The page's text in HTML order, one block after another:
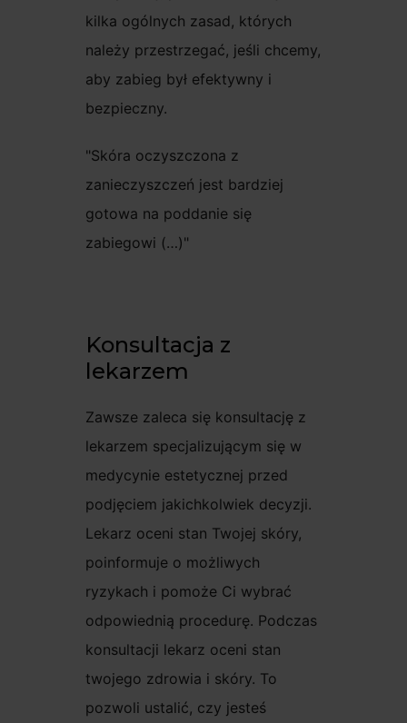
kilka ogólnych zasad, których
należy przestrzegać, jeśli chcemy,
aby zabieg był efektywny i
bezpieczny.
Skóra oczyszczona z
zanieczyszczeń jest bardziej
gotowa na poddanie się
zabiegowi (…)
Konsultacja z
lekarzem
Zawsze zaleca się konsultację z
lekarzem specjalizującym się w
medycynie estetycznej przed
podjęciem jakichkolwiek decyzji.
Lekarz oceni stan Twojej skóry,
poinformuje o możliwych
ryzykach i pomoże Ci wybrać
odpowiednią procedurę. Podczas
konsultacji lekarz oceni stan
twojego zdrowia i skóry. To
pozwoli ustalić, czy jesteś